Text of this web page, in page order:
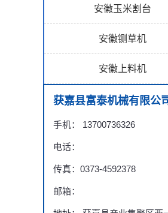
安徽玉米割台
安徽铡草机
安徽上料机
获嘉县富泰机械有限公
手机： 13700736326
电话：
传真：0373-4592378
邮箱：